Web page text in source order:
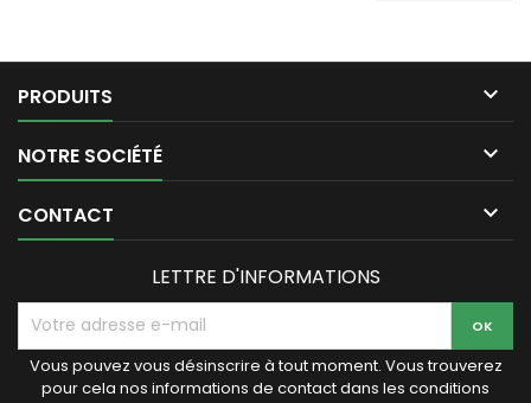
PRODUITS 
NOTRE SOCIÉTÉ 
CONTACT 
LETTRE D'INFORMATIONS
Vous pouvez vous désinscrire à tout moment. Vous trouverez
pour cela nos informations de contact dans les conditions